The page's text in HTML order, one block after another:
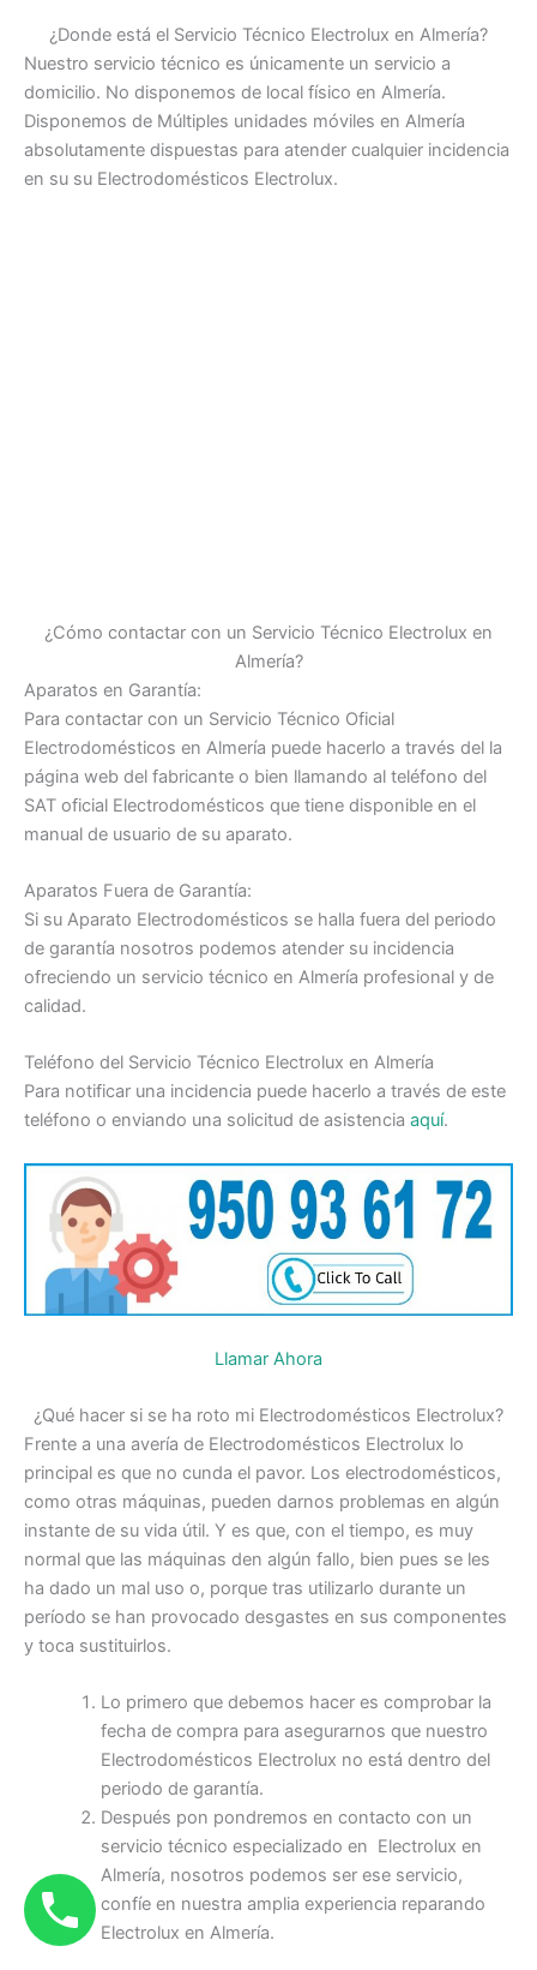
¿Donde está el Servicio Técnico Electrolux en Almería?
Nuestro servicio técnico es únicamente un servicio a
domicilio. No disponemos de local físico en Almería.
Disponemos de Múltiples unidades móviles en Almería
absolutamente dispuestas para atender cualquier incidencia
en su su Electrodomésticos Electrolux.
¿Cómo contactar con un Servicio Técnico Electrolux en
Almería?
Aparatos en Garantía:
Para contactar con un Servicio Técnico Oficial
Electrodomésticos en Almería puede hacerlo a través del la
página web del fabricante o bien llamando al teléfono del
SAT oficial Electrodomésticos que tiene disponible en el
manual de usuario de su aparato.
Aparatos Fuera de Garantía:
Si su Aparato Electrodomésticos se halla fuera del periodo
de garantía nosotros podemos atender su incidencia
ofreciendo un servicio técnico en Almería profesional y de
calidad.
Teléfono del Servicio Técnico Electrolux en Almería
Para notificar una incidencia puede hacerlo a través de este
teléfono o enviando una solicitud de asistencia aquí.
Llamar Ahora
¿Qué hacer si se ha roto mi Electrodomésticos Electrolux?
Frente a una avería de Electrodomésticos Electrolux lo
principal es que no cunda el pavor. Los electrodomésticos,
como otras máquinas, pueden darnos problemas en algún
instante de su vida útil. Y es que, con el tiempo, es muy
normal que las máquinas den algún fallo, bien pues se les
ha dado un mal uso o, porque tras utilizarlo durante un
período se han provocado desgastes en sus componentes
y toca sustituirlos.
Lo primero que debemos hacer es comprobar la
fecha de compra para asegurarnos que nuestro
Electrodomésticos Electrolux no está dentro del
periodo de garantía.
Después pon pondremos en contacto con un
servicio técnico especializado en Electrolux en
Almería, nosotros podemos ser ese servicio,
confíe en nuestra amplia experiencia reparando
Electrolux en Almería.